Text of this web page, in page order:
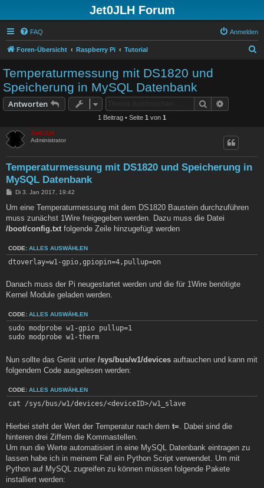
Jet0JLH Forum
FAQ Anmelden
Foren-Übersicht Raspberry Pi Tutorial
Temperaturmessung mit DS1820 und
Speicherung in MySQL Datenbank
Antworten Suche
1 Beitrag • Seite 1 von 1
Jet0JLH
Administrator
Temperaturmessung mit DS1820 und Speicherung in
MySQL Datenbank
B
i
r
a
Di 3. Jan 2017, 19:42
Um eine Temperaturmessung mit dem DS1820 Baustein durchzuführen
muss zunächst 1Wire freigegeben werden. Dazu muss die Datei
/boot/config.txt folgende Zeile hinzugefügt werden
CODE: ALLES AUSWÄHLEN
dtoverlay=w1-gpio,gpiopin=4,pullup=on
Danach muss der Pi neugestartet werden und die für 1Wire benötigte
Kernel Module geladen werden.
CODE: ALLES AUSWÄHLEN
sudo modprobe w1-gpio pullup=1
sudo modprobe w1-therm
Nun sollte das Gerät unter /sys/bus/w1/devices auftauchen und kann mit
folgendem Code ausgelesen werden:
CODE: ALLES AUSWÄHLEN
cat /sys/bus/w1/devices/<deviceID>/w1_slave
Hierbei steht der Wert der Temperatur nach dem t= . Dabei sind die
hinteren drei Ziffern die Kommastellen.
Um nun die Werte automatisiert in eine MySQL Datenbank eintragen zu
lassen habe ich in meinem Fall ein Python Script verwendet. Um mit
Python auf MySQL zugreifen zu können müssen folgende Pakete
installiert werden: